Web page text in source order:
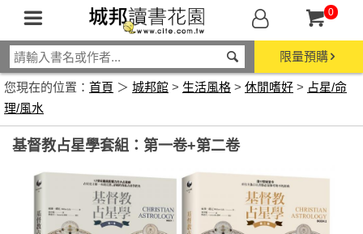
0
限量預購
您現在的位置： 首頁 ＞ 城邦館 > 生活風格 > 休閒嗜好 > 占星/命
理/風水
基督教占星學套組：第一卷+第二卷